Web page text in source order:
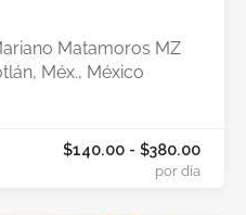
Matamoros MZ
Méx., México